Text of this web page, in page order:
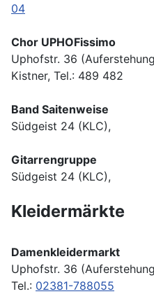
04
Chor UPHOFissimo
Uphofstr. 36
Kistner, Tel.: 489 482
Band Saitenweise
Südgeist 24 (KLC),
Gitarrengruppe
Südgeist 24 (KLC),
Kleidermärkte
Damenkleidermarkt
Uphofstr. 36
Tel.: 02381-788055